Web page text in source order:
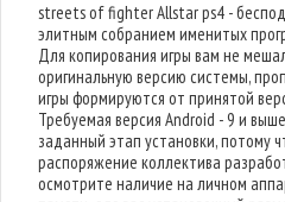
streets of fighter Allstar ps4 -
элитным собранием именитых
Для копирования игры вам не
оригинальную версию системы,
игры формируются от принятой
Требуемая версия Android - 9 и
заданный этап установки, потому
распоряжение коллектива
осмотрите наличие на личном